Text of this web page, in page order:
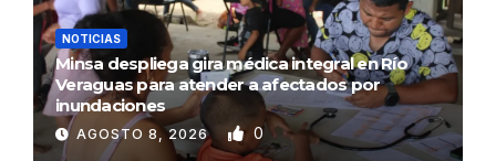
NOTICIAS
Minsa despliega gira médica integral en Río
Veraguas para atender a afectados por
inundaciones
AGOSTO 8, 2026 0